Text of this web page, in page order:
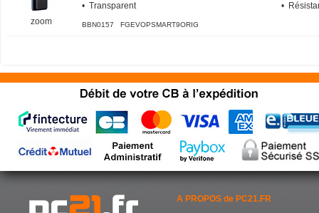
zoom
• Transparent
•
BBN0157 FGEVOPSMART9ORIG
A PROPOS de PC21.FR